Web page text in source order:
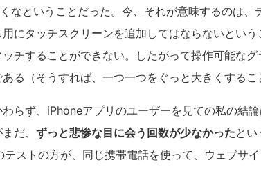
なということだった。今、それが意味するのは
にタッチスクリーンを追加してはならないとい
チすることができない。したがって操作可能な
る（そうすれば、一つ一つをぐっと大きくするこ
らず、iPhoneアプリのユーザーを見ての私の結論
だ、 ずっと悲惨な目に会う回数が少なかったとい
ストの方が、同じ携帯電話を使って、ウェブサ